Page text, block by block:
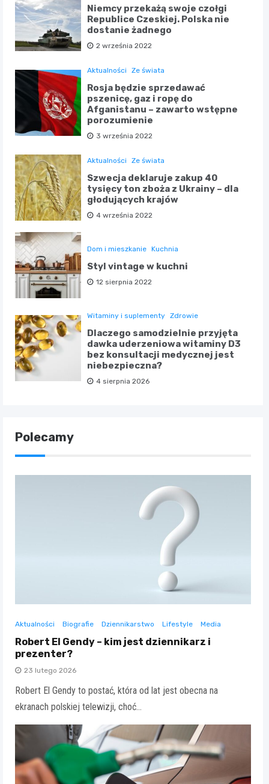
Niemcy przekażą swoje czołgi
Republice Czeskiej. Polska nie
dostanie żadnego
2 września 2022
Aktualności Ze świata
Rosja będzie sprzedawać
pszenicę, gaz i ropę do
Afganistanu – zawarto wstępne
porozumienie
3 września 2022
Aktualności Ze świata
Szwecja deklaruje zakup 40
tysięcy ton zboża z Ukrainy – dla
głodujących krajów
4 września 2022
Dom i mieszkanie Kuchnia
Styl vintage w kuchni
12 sierpnia 2022
Witaminy i suplementy Zdrowie
Dlaczego samodzielnie przyjęta
dawka uderzeniowa witaminy D3
bez konsultacji medycznej jest
niebezpieczna?
4 sierpnia 2026
Polecamy
Aktualności Biografie Dziennikarstwo Lifestyle Media
Robert El Gendy – kim jest dziennikarz i
prezenter?
23 lutego 2026
Robert El Gendy to postać, która od lat jest obecna na
ekranach polskiej telewizji, choć…